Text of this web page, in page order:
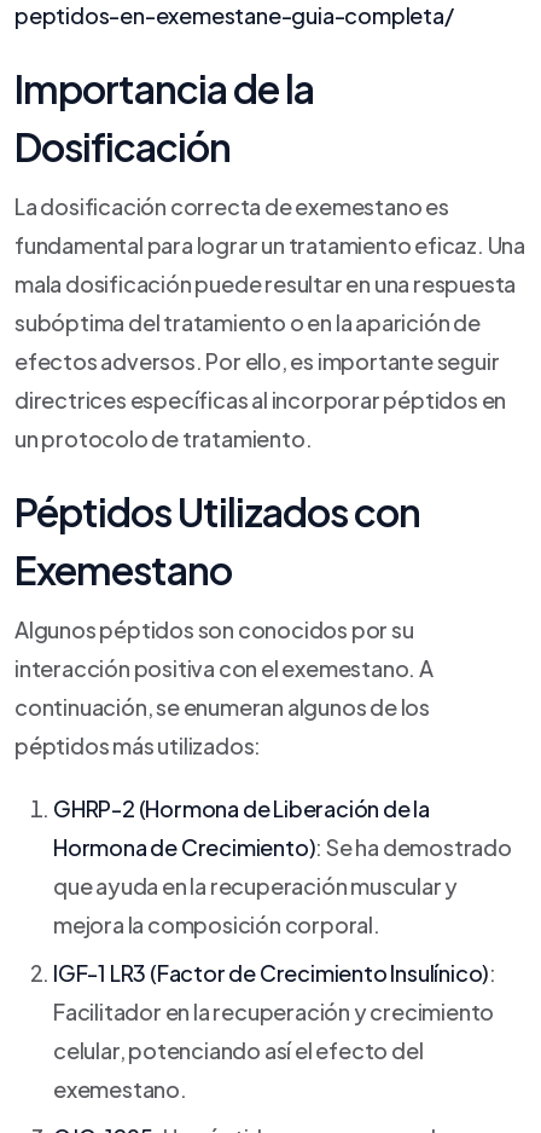
peptidos-en-exemestane-guia-completa/
Importancia de la
Dosificación
La dosificación correcta de exemestano es
fundamental para lograr un tratamiento eficaz. Una
mala dosificación puede resultar en una respuesta
subóptima del tratamiento o en la aparición de
efectos adversos. Por ello, es importante seguir
directrices específicas al incorporar péptidos en
un protocolo de tratamiento.
Péptidos Utilizados con
Exemestano
Algunos péptidos son conocidos por su
interacción positiva con el exemestano. A
continuación, se enumeran algunos de los
péptidos más utilizados:
GHRP-2 (Hormona de Liberación de la
Hormona de Crecimiento): Se ha demostrado
que ayuda en la recuperación muscular y
mejora la composición corporal.
IGF-1 LR3 (Factor de Crecimiento Insulínico):
Facilitador en la recuperación y crecimiento
celular, potenciando así el efecto del
exemestano.